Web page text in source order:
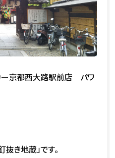
ー京都西大路駅前店 パワ
き地蔵」です。